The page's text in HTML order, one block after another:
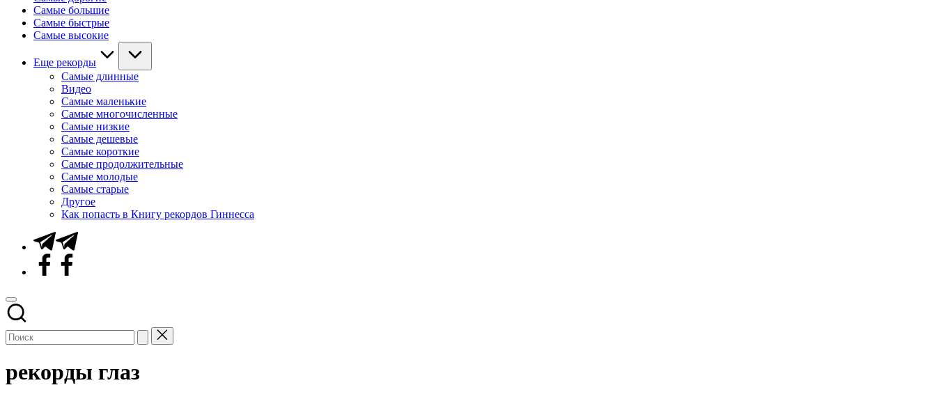
Самые большие
Самые быстрые
Самые высокие
Еще рекорды
Самые длинные
Видео
Самые маленькие
Самые многочисленные
Самые низкие
Самые дешевые
Самые короткие
Самые продолжительные
Самые молодые
Самые старые
Другое
Как попасть в Книгу рекордов Гиннесса
Telegram
Facebook
рекорды глаз